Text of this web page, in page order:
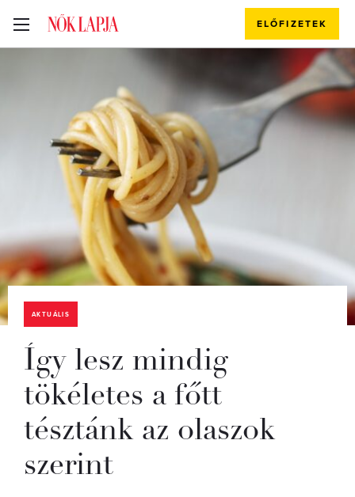
ELŐFIZETEK
AKTUÁLIS
Így lesz mindig
tökéletes a főtt
tésztánk az olaszok
szerint